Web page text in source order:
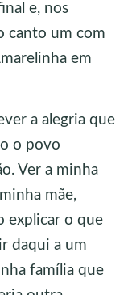
e, nos
canto um com
em
a alegria que
o povo
Ver a minha
mãe,
explicar o que
daqui a um
família que